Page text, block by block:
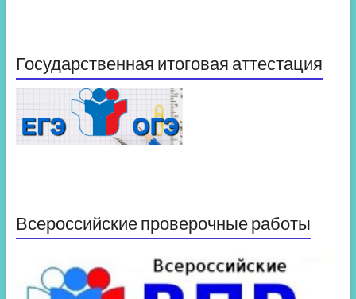
Государственная итоговая аттестация
Всероссийские проверочные работы